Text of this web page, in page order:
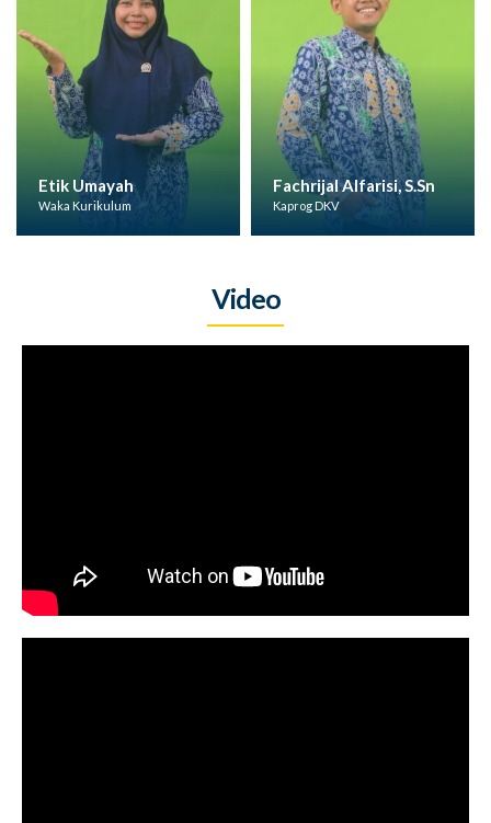
Etik Umayah
Waka Kurikulum
Fachrijal Alfarisi, S.Sn
Kaprog DKV
Video